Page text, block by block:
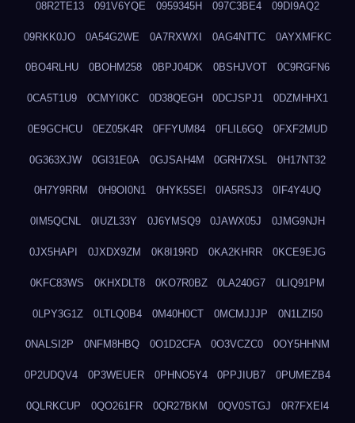
08R2TE13 091V6YQE 0959345H 097C3BE4 09DI9AQ2
09RKK0JO 0A54G2WE 0A7RXWXI 0AG4NTTC 0AYXMFKC
0BO4RLHU 0BOHM258 0BPJ04DK 0BSHJVOT 0C9RGFN6
0CA5T1U9 0CMYI0KC 0D38QEGH 0DCJSPJ1 0DZMHHX1
0E9GCHCU 0EZ05K4R 0FFYUM84 0FLIL6GQ 0FXF2MUD
0G363XJW 0GI31E0A 0GJSAH4M 0GRH7XSL 0H17NT32
0H7Y9RRM 0H9OI0N1 0HYK5SEI 0IA5RSJ3 0IF4Y4UQ
0IM5QCNL 0IUZL33Y 0J6YMSQ9 0JAWX05J 0JMG9NJH
0JX5HAPI 0JXDX9ZM 0K8I19RD 0KA2KHRR 0KCE9EJG
0KFC83WS 0KHXDLT8 0KO7R0BZ 0LA240G7 0LIQ91PM
0LPY3G1Z 0LTLQ0B4 0M40H0CT 0MCMJJJP 0N1LZI50
0NALSI2P 0NFM8HBQ 0O1D2CFA 0O3VCZC0 0OY5HHNM
0P2UDQV4 0P3WEUER 0PHNO5Y4 0PPJIUB7 0PUMEZB4
0QLRKCUP 0QO261FR 0QR27BKM 0QV0STGJ 0R7FXEI4